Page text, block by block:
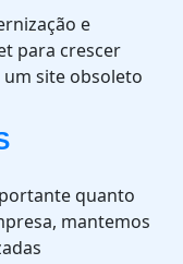
e
para crescer
site obsoleto
quanto
mantemos